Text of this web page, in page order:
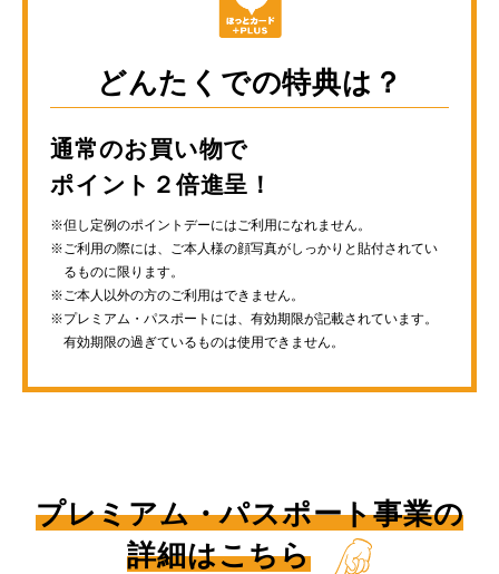
どんたくでの特典は？
通常のお買い物で
ポイント２倍進呈！
但し定例のポイントデーにはご利用になれません。
ご利用の際には、ご本人様の顔写真がしっかりと貼付されてい
るものに限ります。
ご本人以外の方のご利用はできません。
プレミアム・パスポートには、有効期限が記載されています。
有効期限の過ぎているものは使用できません。
プレミアム・パスポート事業の
詳細はこちら